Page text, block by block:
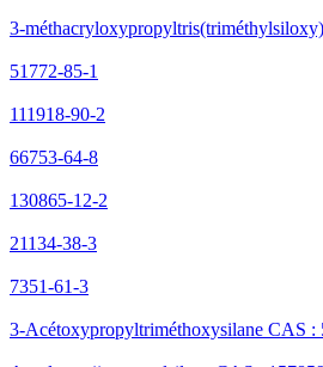
3-
51772-85-1
111918-90-2
66753-64-8
130865-12-2
21134-38-3
7351-61-3
3-Acétoxypropyltriméthoxysilane CAS :